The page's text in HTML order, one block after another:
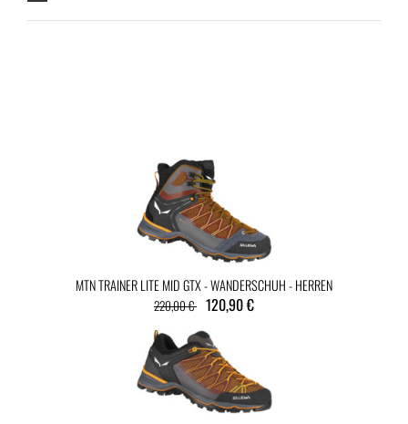
MTN TRAINER LITE MID GTX - WANDERSCHUH - HERREN
220,00 € 120,90 €